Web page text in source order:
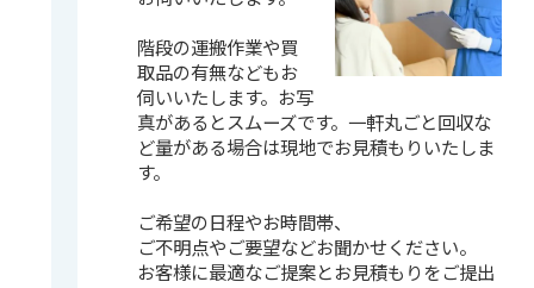
階段の運搬作業や買
取品の有無などもお
伺いいたします。お写
真があるとスムーズです。一軒丸ごと回収な
ど量がある場合は現地でお見積もりいたしま
す。
ご希望の日程やお時間帯、
ご不明点やご要望などお聞かせください。
お客様に最適なご提案とお見積もりをご提出